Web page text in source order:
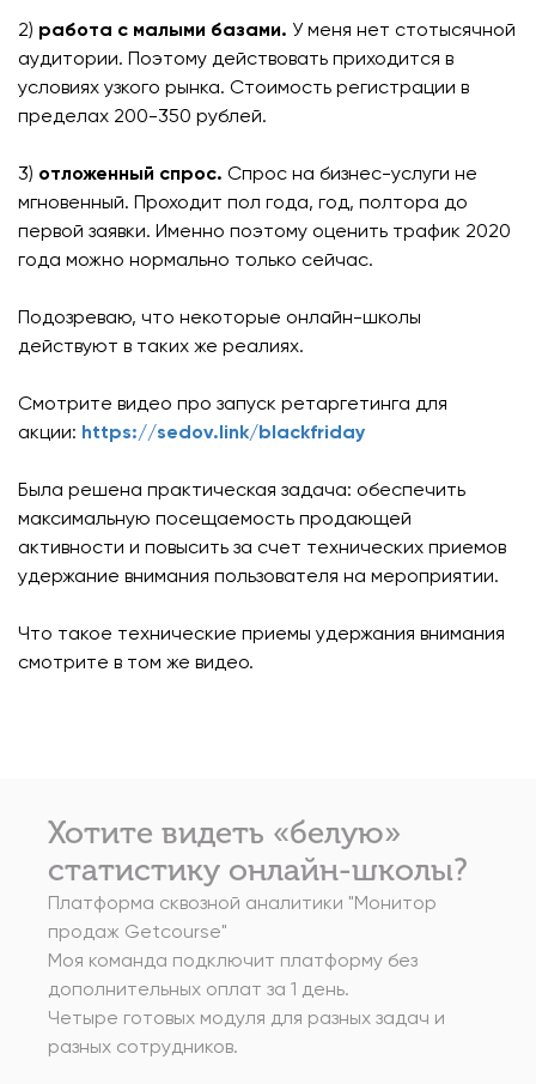
2) работа с малыми базами. У меня нет стотысячной
аудитории. Поэтому действовать приходится в
условиях узкого рынка. Стоимость регистрации в
пределах 200-350 рублей.
3) отложенный спрос. Спрос на бизнес-услуги не
мгновенный. Проходит пол года, год, полтора до
первой заявки. Именно поэтому оценить трафик 2020
года можно нормально только сейчас.
Подозреваю, что некоторые онлайн-школы
действуют в таких же реалиях.
Смотрите видео про запуск ретаргетинга для
акции: https://sedov.link/blackfriday
Была решена практическая задача: обеспечить
максимальную посещаемость продающей
активности и повысить за счет технических приемов
удержание внимания пользователя на мероприятии.
Что такое технические приемы удержания внимания
смотрите в том же видео.
Хотите видеть «белую»
статистику онлайн-школы?
Платформа сквозной аналитики "Монитор
продаж Getcourse"
Моя команда подключит платформу без
дополнительных оплат за 1 день.
Четыре готовых модуля для разных задач и
разных сотрудников.